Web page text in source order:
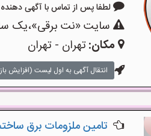
لطفا پس از تماس با آگهی دهنده
سایت «نت برقی»،یک
مکان:تهران - تهران
انتقال آگهی به اول لیست (افزایش
تامین ملزومات برق